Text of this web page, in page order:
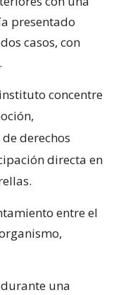
presentado
casos, con
concentre
derechos
directa en
entre el
una